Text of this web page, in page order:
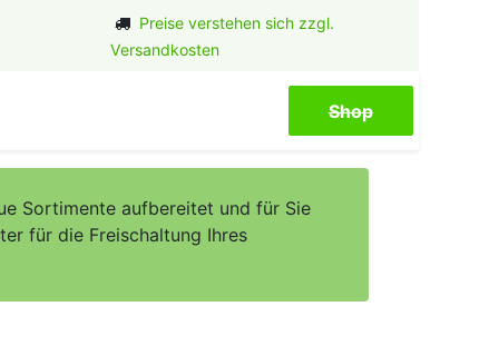
Preise verstehen sich zzgl.
Versandkosten
Shop​​​​
Sortimente aufbereitet und für Sie
für die Freischaltung Ihres